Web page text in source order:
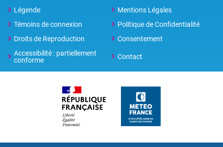
Légende
Mentions Légales
Témoins de connexion
Politique de Confidentialité
Droits de Reproduction
Consentement
Accessibilité : partiellement
conforme
Contact